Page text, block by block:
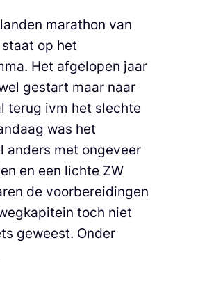
marathon van
op het
Het afgelopen jaar
gestart maar naar
terug ivm het slechte
was het
anders met ongeveer
en een lichte ZW
de voorbereidingen
toch niet
geweest. Onder